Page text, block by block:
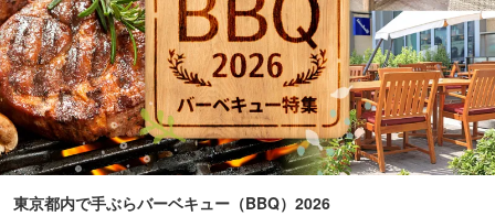
東京都内で手ぶらバーベキュー（BBQ）2026